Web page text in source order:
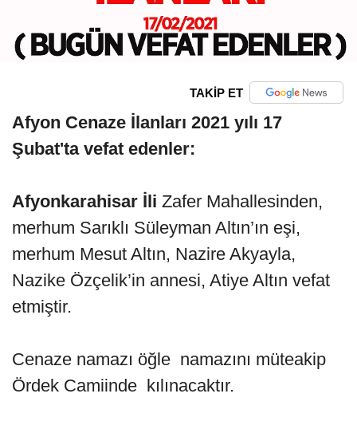
TAKİP ET
Afyon Cenaze İlanları 2021 yılı 17
Şubat'ta vefat edenler:
Afyonkarahisar İli Zafer Mahallesinden,
merhum Sarıklı Süleyman Altın’ın eşi,
merhum Mesut Altın, Nazire Akyayla,
Nazike Özçelik’in annesi, Atiye Altın vefat
etmiştir.
Cenaze namazı öğle namazını müteakip
Ördek Camiinde kılınacaktır.